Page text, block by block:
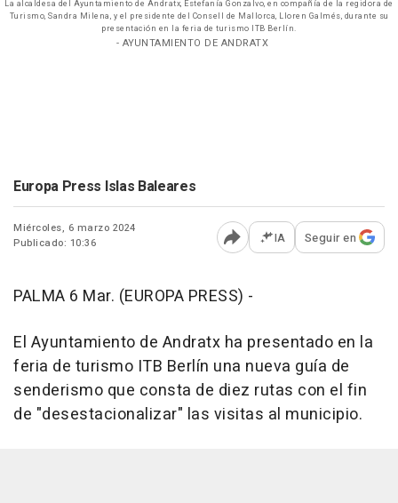
La alcaldesa del Ayuntamiento de Andratx, Estefanía Gonzalvo, en compañía de la regidora de
Turismo, Sandra Milena, y el presidente del Consell de Mallorca, Lloren Galmés, durante su
presentación en la feria de turismo ITB Berlín.
- AYUNTAMIENTO DE ANDRATX
Europa Press Islas Baleares
Miércoles, 6 marzo 2024
Publicado: 10:36
Abrir opciones para
IA Seguir en
PALMA 6 Mar. (EUROPA PRESS) -
El Ayuntamiento de Andratx ha presentado en la
feria de turismo ITB Berlín una nueva guía de
senderismo que consta de diez rutas con el fin
de "desestacionalizar" las visitas al municipio.